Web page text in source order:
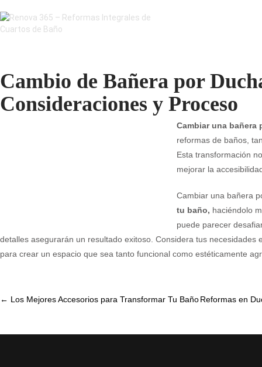
Cambio de Bañera por
Consideraciones y Proceso
Cambiar una bañera
reformas de baños,
Esta transformación
mejorar la
Cambiar una bañera
tu baño, haciéndolo
puede parecer
detalles asegurarán un resultado exitoso. Considera tus necesidades
para crear un espacio que sea tanto funcional como estéticamente
Post
← Los Mejores Accesorios para Transformar Tu BañoReformas en